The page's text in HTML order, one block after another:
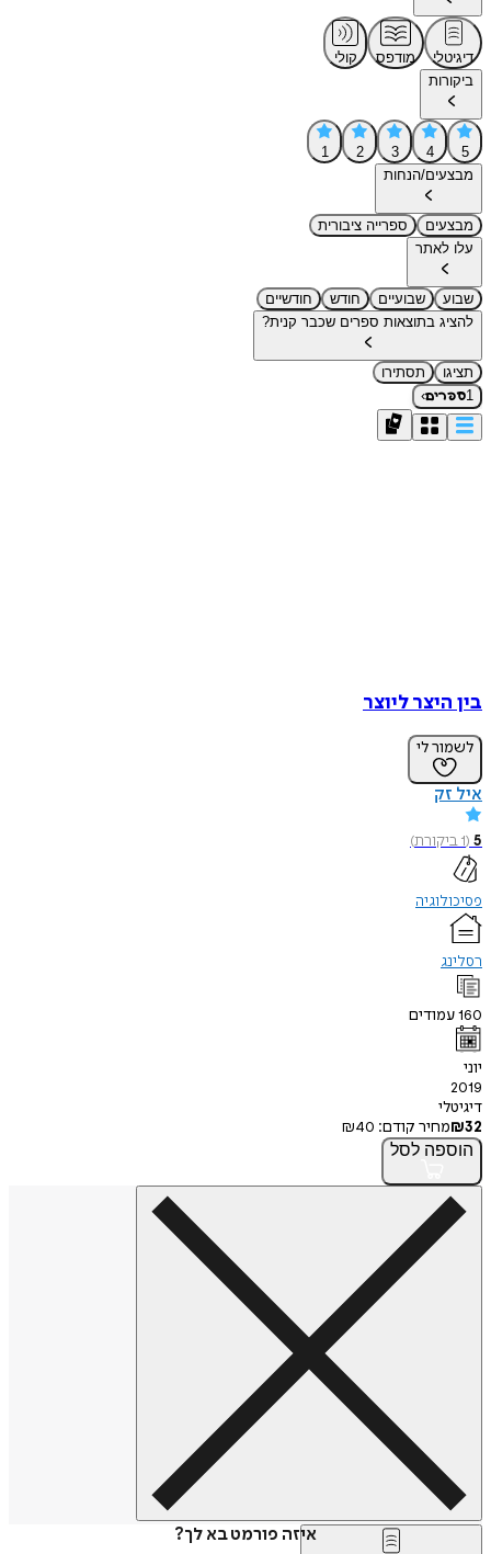
דיגיטלי מודפס
קולי
ביקורות
5
4
3
2
1
מבצעים/הנחות
מבצעים
ספרייה ציבורית
עלו לאתר
שבוע שבועיים חודש
חודשיים
להציג בתוצאות ספרים שכבר קנית?
תציגו
תסתירו
1ספרים›
בין היצר ליוצר
לשמור לי
איל זק
5
(
1ביקורת)
פסיכולוגיה
רסלינג
160עמודים
יוני
2019
דיגיטלי
₪32 מחיר קודם: ₪40
הוספה לסל
איזה פורמט בא לך?